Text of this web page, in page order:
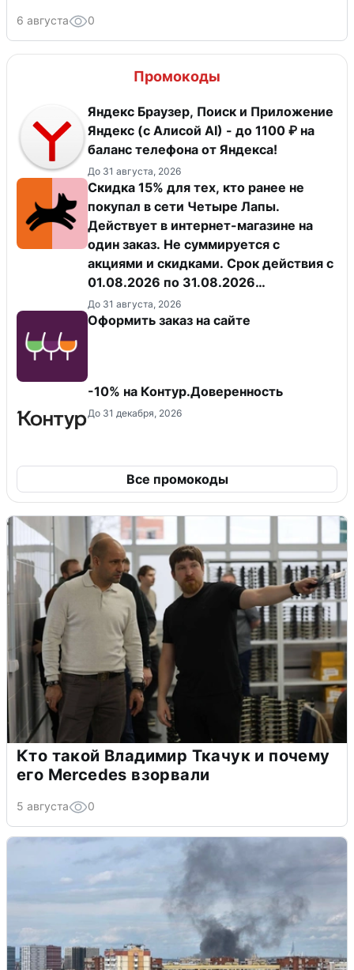
6 августа 0
Промокоды
Яндекс Браузер, Поиск и Приложение
Яндекс (с Алисой AI) - до 1100 ₽ на
баланс телефона от Яндекса!
До 31 августа, 2026
Скидка 15% для тех, кто ранее не
покупал в сети Четыре Лапы.
Действует в интернет-магазине на
один заказ. Не суммируется с
акциями и скидками. Срок действия с
01.08.2026 по 31.08.2026
(включительно).
До 31 августа, 2026
Оформить заказ на сайте
-10% на Контур.Доверенность
До 31 декабря, 2026
Все промокоды
Кто такой Владимир Ткачук и почему
его Mercedes взорвали
5 августа 0